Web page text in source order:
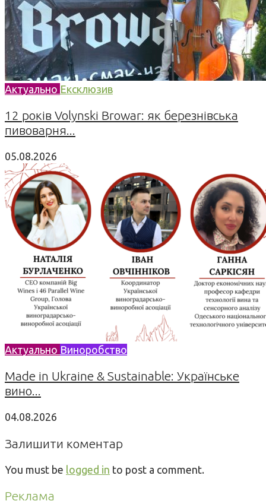
Актуально Ексклюзив
12 років Volynski Browar: як березнівська
пивоварня...
05.08.2026
Актуально Виноробство
Made in Ukraine & Sustainable: Українське
вино...
04.08.2026
Залишити коментар
You must be logged in to post a comment.
Реклама